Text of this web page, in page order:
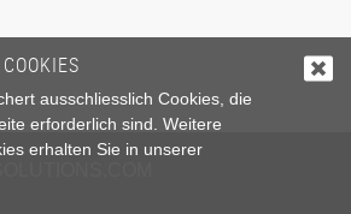
ausschliesslich Cookies, die
erforderlich sind. Weitere
erhalten Sie in unserer